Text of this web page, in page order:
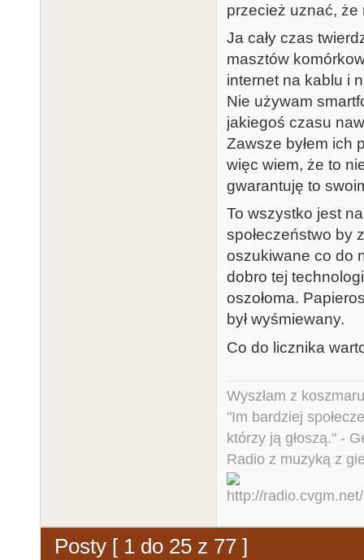
przecież uznać,
Ja cały czas
masztów
internet na kablu i
Nie używam
jakiegoś czasu
Zawsze byłem ich
więc wiem, że to
gwarantuję to
To wszystko jest
społeczeństwo by
oszukiwane co do
dobro tej
oszołoma.
był wyśmiewany.
Co do licznika
Wyszłam z
"Im bardziej
którzy ją głoszą." -
Radio z muzyką z
Posty [ 1 do 25 z 77 ]